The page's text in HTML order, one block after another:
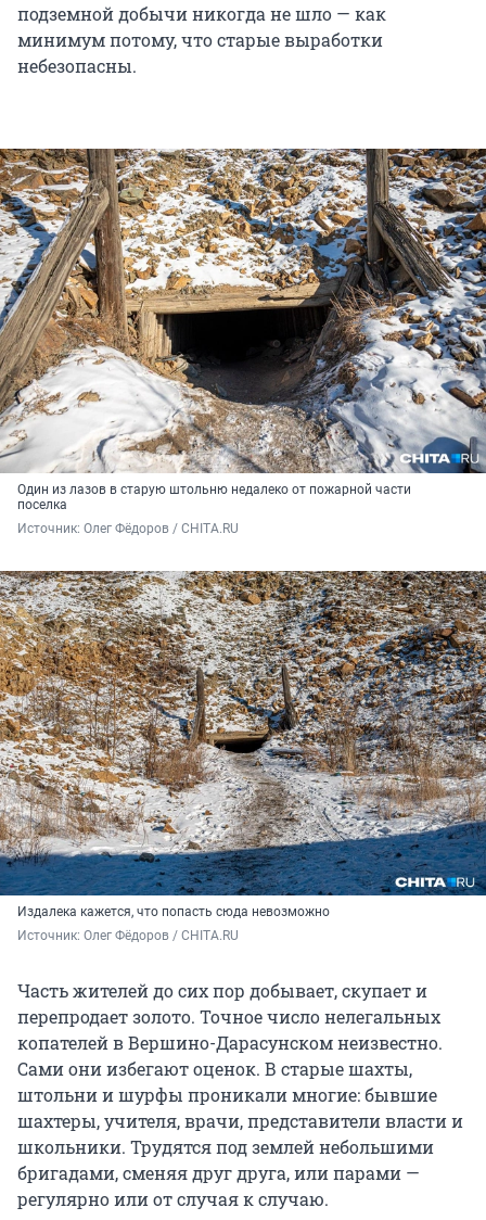
подземной добычи никогда не шло — как
минимум потому, что старые выработки
небезопасны.
Один из лазов в старую штольню недалеко от пожарной части
поселка
Источник: Олег Фёдоров / CHITA.RU
Издалека кажется, что попасть сюда невозможно
Источник: Олег Фёдоров / CHITA.RU
Часть жителей до сих пор добывает, скупает и
перепродает золото. Точное число нелегальных
копателей в Вершино-Дарасунском неизвестно.
Сами они избегают оценок. В старые шахты,
штольни и шурфы проникали многие: бывшие
шахтеры, учителя, врачи, представители власти и
школьники. Трудятся под землей небольшими
бригадами, сменяя друг друга, или парами —
регулярно или от случая к случаю.